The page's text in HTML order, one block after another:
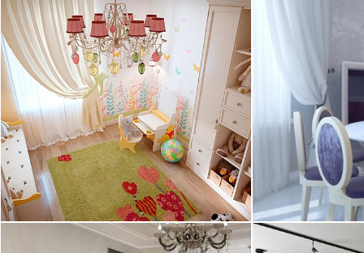
Дизайн-проект квартиры в ЖК
«Парадный квартал» для большой
семьи. Дизайнеры тщательно ...
квартира, 140 м2
01.11.2013
разработан
ремонт
квартира, 186
11.10.2013